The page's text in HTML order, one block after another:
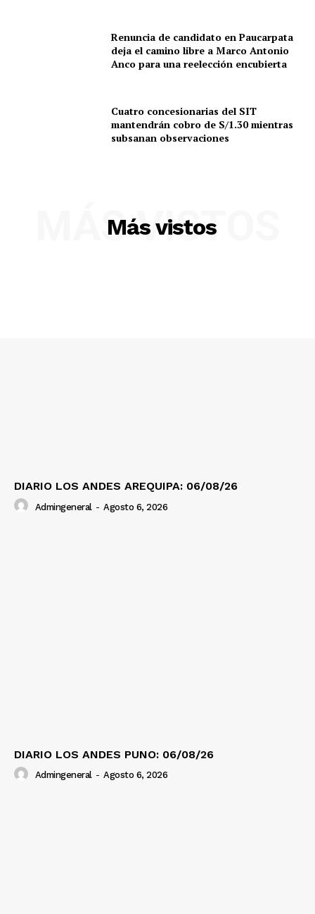
Renuncia de candidato en Paucarpata
deja el camino libre a Marco Antonio
Anco para una reelección encubierta
Cuatro concesionarias del SIT
mantendrán cobro de S/1.30 mientras
subsanan observaciones
Más vistos
MÁS VISTOS
DIARIO LOS ANDES AREQUIPA: 06/08/26
Admingeneral - Agosto 6, 2026
DIARIO LOS ANDES PUNO: 06/08/26
Admingeneral - Agosto 6, 2026